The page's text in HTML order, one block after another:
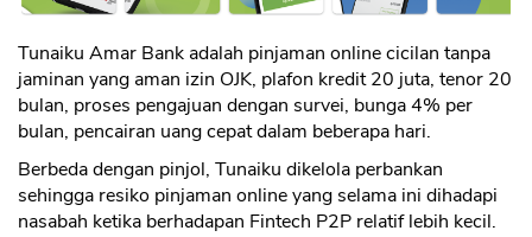
Tunaiku Amar Bank adalah pinjaman online cicilan tanpa
jaminan yang aman izin OJK, plafon kredit 20 juta, tenor 20
bulan, proses pengajuan dengan survei, bunga 4% per
bulan, pencairan uang cepat dalam beberapa hari.
Berbeda dengan pinjol, Tunaiku dikelola perbankan
sehingga resiko pinjaman online yang selama ini dihadapi
nasabah ketika berhadapan Fintech P2P relatif lebih kecil.